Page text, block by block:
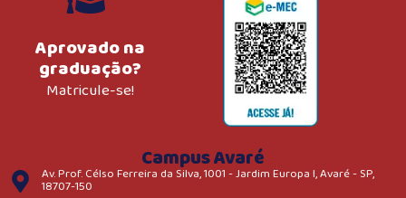
Aprovado na
graduação?
Matricule-se!
Campus Avaré
Av. Prof. Célso Ferreira da Silva, 1001 - Jardim Europa I, Avaré - SP,
18707-150